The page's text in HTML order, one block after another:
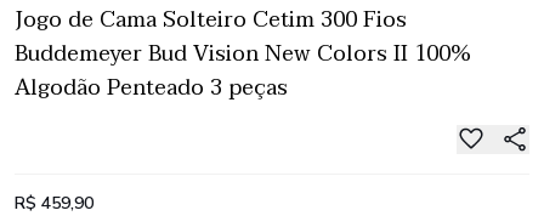
Jogo de Cama Solteiro Cetim 300 Fios
Buddemeyer Bud Vision New Colors II 100%
Algodão Penteado 3 peças
R$ 459,90